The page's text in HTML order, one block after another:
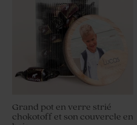
Grand pot en verre strié
chokotoff et son couvercle en